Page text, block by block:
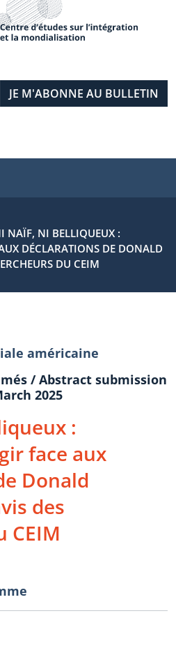
NAÏF, NI BELLIQUEUX :
DÉCLARATIONS DE DONALD
DU CEIM
américaine
/ Abstract submission
2025
:
face aux
Donald
des
CEIM